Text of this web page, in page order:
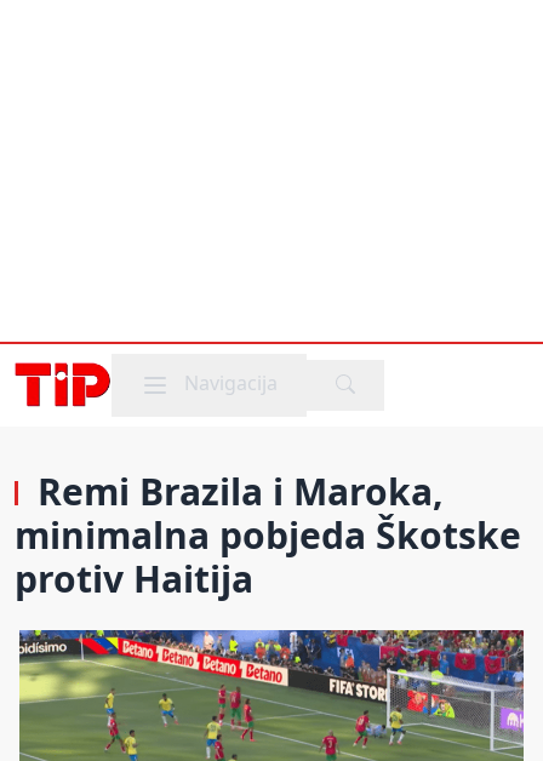
Mobile menu
Navigacija
Remi Brazila i Maroka,
minimalna pobjeda Škotske
protiv Haitija